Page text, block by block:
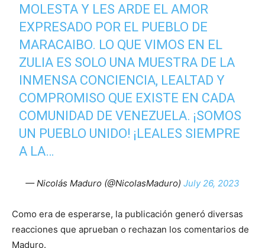
MOLESTA Y LES ARDE EL AMOR
EXPRESADO POR EL PUEBLO DE
MARACAIBO. LO QUE VIMOS EN EL
ZULIA ES SOLO UNA MUESTRA DE LA
INMENSA CONCIENCIA, LEALTAD Y
COMPROMISO QUE EXISTE EN CADA
COMUNIDAD DE VENEZUELA. ¡SOMOS
UN PUEBLO UNIDO! ¡LEALES SIEMPRE
A LA…
— Nicolás Maduro (@NicolasMaduro) July 26, 2023
Como era de esperarse, la publicación generó diversas
reacciones que aprueban o rechazan los comentarios de
Maduro.